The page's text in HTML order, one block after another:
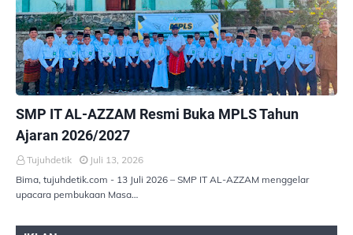
SMP IT AL-AZZAM Resmi Buka MPLS Tahun
Ajaran 2026/2027
Tujuhdetik
Juli 13, 2026
Bima, tujuhdetik.com - 13 Juli 2026 – SMP IT AL-AZZAM menggelar
upacara pembukaan Masa…